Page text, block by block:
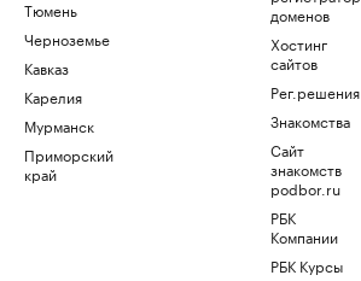
Тюмень
Черноземье
Кавказ
Карелия
Мурманск
Приморский
край
доменов
Хостинг
сайтов
Рег.решения
Знакомства
Сайт
знакомств
podbor.ru
РБК
Компании
РБК Курсы